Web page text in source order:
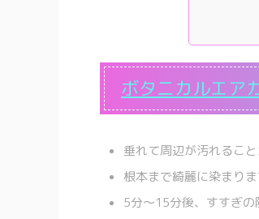
ボタニカルエア
垂れて周辺が汚れるこ
根本まで綺麗に染まり
5分～15分後、すすぎの